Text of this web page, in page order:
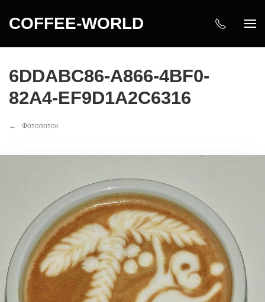
COFFEE-WORLD
6DDABC86-A866-4BF0-
82A4-EF9D1A2C6316
Фотопоток